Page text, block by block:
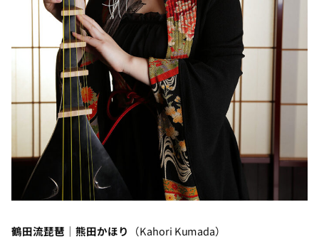
鶴田流琵琶｜熊田かほり （Kahori Kumada）